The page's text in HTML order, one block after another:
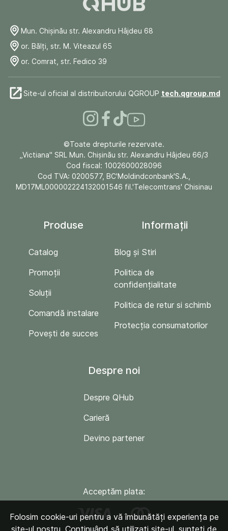
Mun. Chişinău str. Alexandru Hâjdeu 68
or. Bălți, str. M. Viteazul 65
or. Comrat, str. Fedico 39
Site-ul oficial al distribuitorului QGROUP tech.qgroup.md
©Toate drepturile rezervate.
„Victiana" SRL Mun. Chişinău str. Alexandru Hâjdeu 66/3
Cod fiscal: 1002600028096
Cod TVA: 0200577, BC'Moldindconbank'S.A.,
MD17ML000002224132001546 fil.'Telecomtrans' Chisinau
Produse
Catalog
Promoții
Soluții
Comandă instalare
Povești de succes
Informații
Blog și Stiri
Politica de
confidențialitate
Politica de retur si schimb
Protecția consumatorilor
Despre noi
Despre QHub
Carieră
Devino partener
Acceptăm plata:
Folosim cookie-uri pentru a vă îmbunătăți experiența pe
site-ul nostru. Continuând să utilizați site-ul, sunteți de